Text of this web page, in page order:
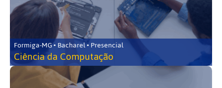
Formiga-MG • Bacharel • Presencial
Ciência da Computação